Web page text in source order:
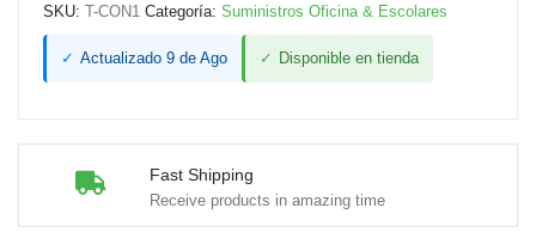
Fast Shipping
Receive products in amazing time
SKU: T-CON1 Categoría: Suministros Oficina & Escolares
✓ Actualizado 9 de Ago ✓ Disponible en tienda